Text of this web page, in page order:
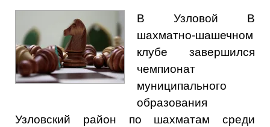
В Узловой В
шахматно-шашечном
клубе завершился
чемпионат
муниципального
образования
Узловский район по шахматам среди